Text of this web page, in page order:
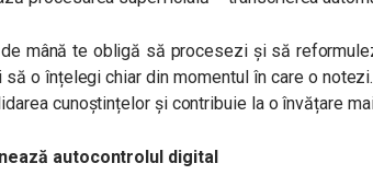
mână te obligă să procesezi și să
să o înțelegi chiar din momentul în care o
cunoștințelor și contribuie la o învățare
autocontrolul digital